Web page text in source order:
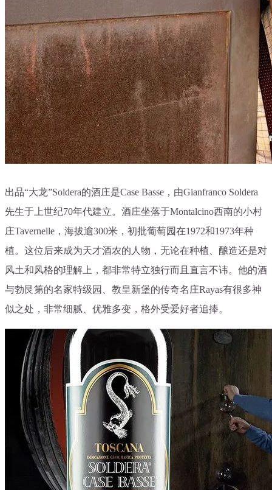
出品“大龙”Soldera的酒庄是Case Basse，由Gianfranco Soldera
先生于上世纪70年代建立。酒庄坐落于Montalcino西南的小村
庄Tavernelle，海拔逾300米，初批葡萄园在1972和1973年种
植。这位后来成为天才酒农的人物，无论在种植、酿造还是对
风土和风格的理解上，都非常特立独行而且直言不讳。他的酒
与勃艮第的名家特级园、教皇新堡的传奇名庄Rayas有很多神
似之处，非常细腻、优雅多变，格外受爱好者追捧。